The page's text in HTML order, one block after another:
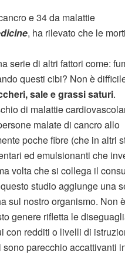
e 34 da malattie
, ha rilevato che le
serie di altri fattori come:
questi cibi? Non è
sale e grassi saturi.
di malattie
malate di cancro allo
poche fibre (che in altri
ed emulsionanti che
volta che si collega il
studio aggiunge una
sul nostro organismo. Non
genere rifletta le
con redditi o livelli di
parecchio accattivanti